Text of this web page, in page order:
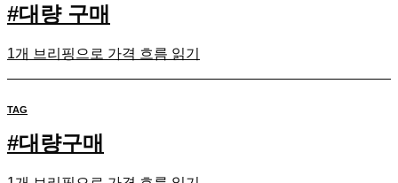
#대량 구매
1개 브리핑으로 가격 흐름 읽기
TAG
#대량구매